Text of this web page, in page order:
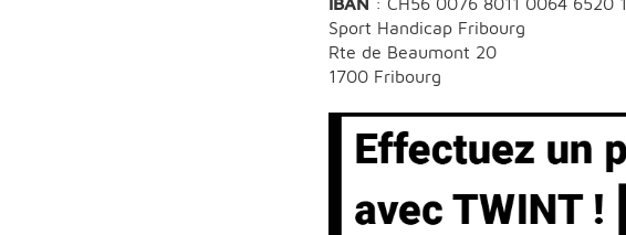
Sport Handicap Fribourg
Rte de Beaumont 20
1700 Fribourg